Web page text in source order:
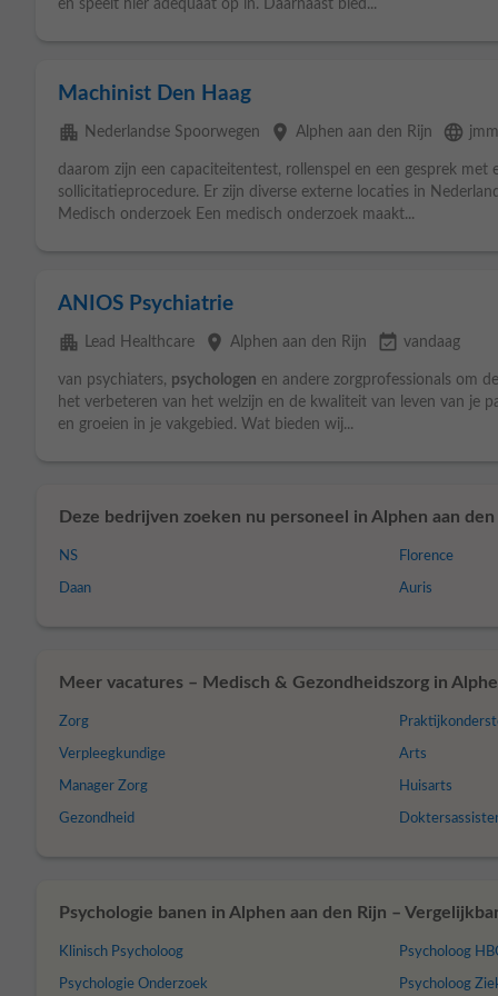
en speelt hier adequaat op in. Daarnaast bied...
Machinist Den Haag
apartment Nederlandse Spoorwegen place Alphen aan den Rijn language
daarom zijn een capaciteitentest, rollenspel en een gesprek met
sollicitatieprocedure. Er zijn diverse externe locaties in
Medisch onderzoek Een medisch onderzoek maakt...
ANIOS Psychiatrie
apartment Lead Healthcare place Alphen aan den Rijn event_available vandaag
van psychiaters, psychologen en andere zorgprofessionals om
het verbeteren van het welzijn en de kwaliteit van leven van je
en groeien in je vakgebied. Wat bieden wij...
Deze bedrijven zoeken nu personeel in Alphen aan den
NS
Daan
Florence
Auris
Meer vacatures – Medisch & Gezondheidszorg in
Zorg
Verpleegkundige
Manager Zorg
Gezondheid
Arts
Huisarts
Psychologie banen in Alphen aan den Rijn –
Klinisch Psycholoog
Psychologie Onderzoek
Psycholoog
Psycholoog